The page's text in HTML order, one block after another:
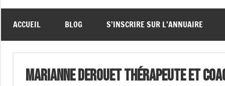
Coaching
ACCUEIL BLOG S’INSCRIRE SUR L’ANNUAIRE
Marianne Derouet Thérapeute et